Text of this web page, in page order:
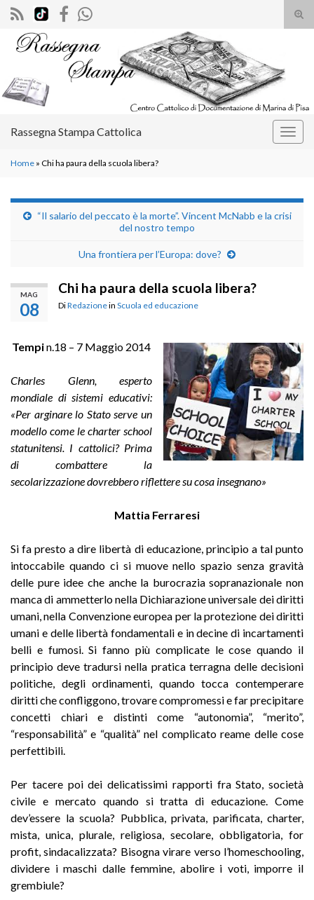
il
Search for:
Rassegna Stampa Cattolica
Home » Chi ha paura della scuola libera?
“Il salario del peccato è la morte”. Vincent McNabb e la crisi
del nostro tempo
Una frontiera per l’Europa: dove?
MAG
08
Chi ha paura della scuola libera?
DiRedazionein Scuola ed educazione
Tempin.18 – 7 Maggio 2014
Charles Glenn, esperto
mondiale di sistemi educativi:
«Per arginare lo Stato serve un
modello come le charter school
statunitensi. I cattolici? Prima
di combattere la
secolarizzazione dovrebbero riflettere su cosa insegnano»
Mattia Ferraresi
Si fa presto a dire libertà di educazione, principio a tal punto
intoccabile quando ci si muove nello spazio senza gravità
delle pure idee che anche la burocrazia sopranazionale non
manca di ammetterlo nella Dichiarazione universale dei diritti
umani, nella Convenzione europea per la protezione dei diritti
umani e delle libertà fondamentali e in decine di incartamenti
belli e fumosi. Si fanno più complicate le cose quando il
principio deve tradursi nella pratica terragna delle decisioni
politiche, degli ordinamenti, quando tocca contemperare
diritti che confliggono, trovare compromessi e far precipitare
concetti chiari e distinti come “autonomia”, “merito”,
“responsabilità” e “qualità” nel complicato reame delle cose
perfettibili.
Per tacere poi dei delicatissimi rapporti fra Stato, società
civile e mercato quando si tratta di educazione. Come
dev’essere la scuola? Pubblica, privata, parificata, charter,
mista, unica, plurale, religiosa, secolare, obbligatoria, for
profit, sindacalizzata? Bisogna virare verso l’homeschooling,
dividere i maschi dalle femmine, abolire i voti, imporre il
grembiule?